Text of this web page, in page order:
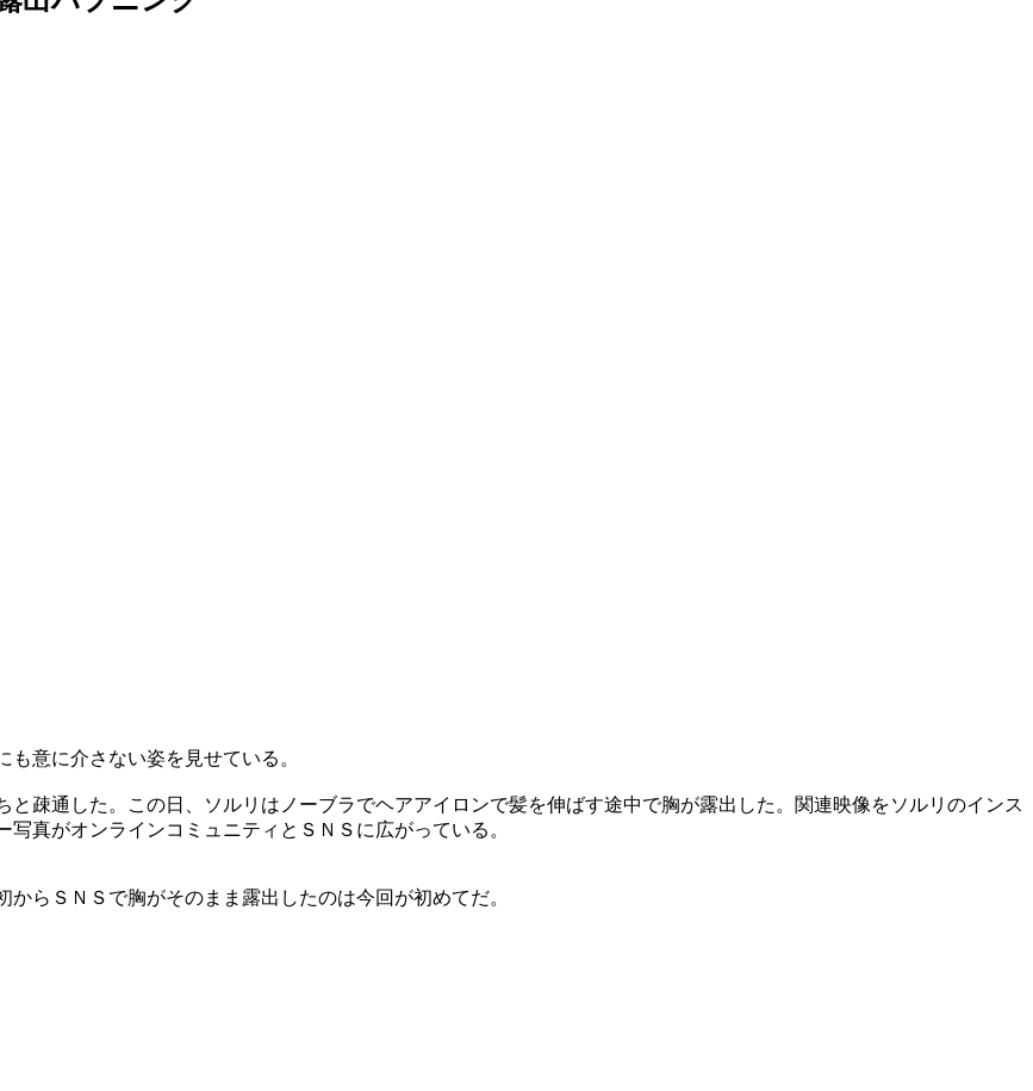
意に介さない姿を見せている。
疎通した。この日、ソルリはノーブラでヘアアイロンで髪を伸ばす途中で胸が露出した。関連映像をソルリのインス
真がオンラインコミュニティとＳＮＳに広がっている。
らＳＮＳで胸がそのまま露出したのは今回が初めてだ。